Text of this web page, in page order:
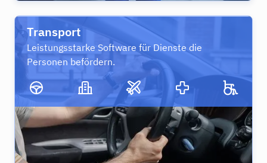
Transport
Leistungsstarke Software für Dienste die
Personen befördern.